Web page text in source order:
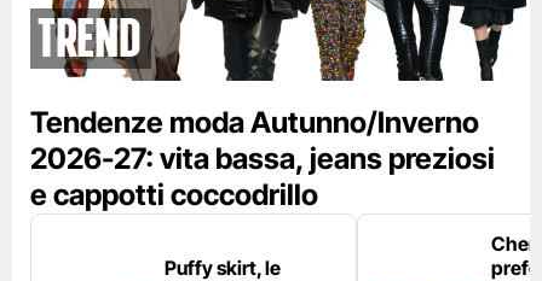
Trend
Tendenze moda Autunno/Inverno
2026-27: vita bassa, jeans preziosi
e cappotti coccodrillo
Puffy skirt, le